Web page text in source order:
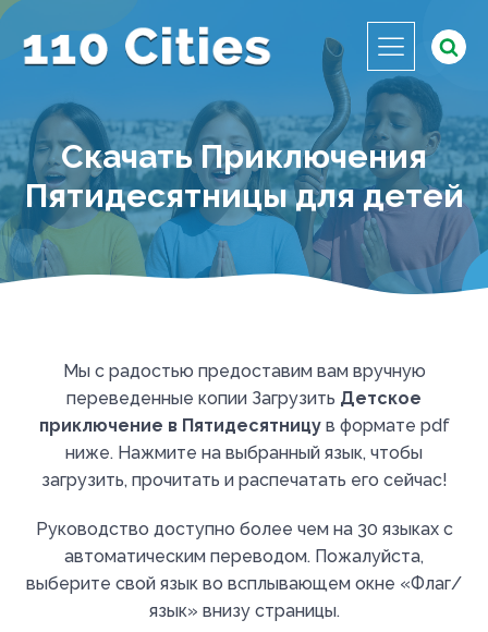
Скачать Приключения
Пятидесятницы для детей
Мы с радостью предоставим вам вручную
переведенные копии Загрузить Детское
приключение в Пятидесятницув формате pdf
ниже. Нажмите на выбранный язык, чтобы
загрузить, прочитать и распечатать его сейчас!
Руководство доступно более чем на 30 языках с
автоматическим переводом. Пожалуйста,
выберите свой язык во всплывающем окне «Флаг/
язык» внизу страницы.